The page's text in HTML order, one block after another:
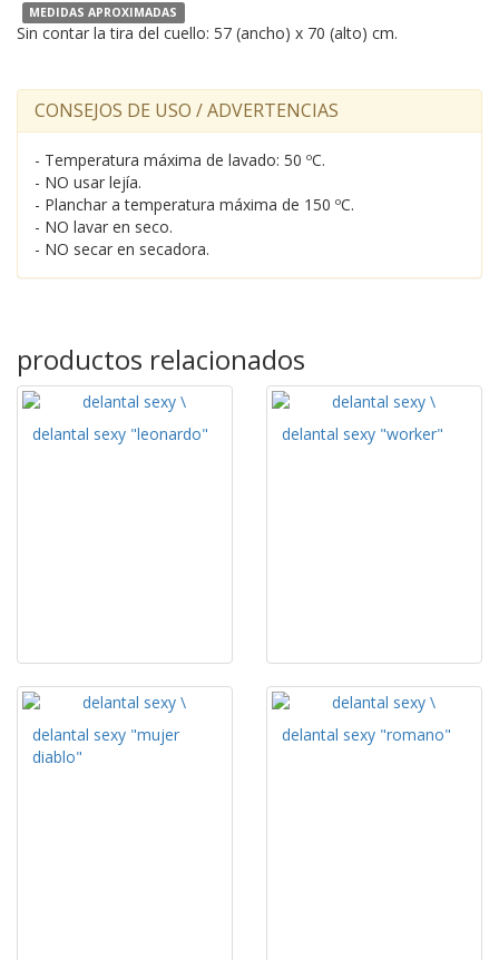
MEDIDAS APROXIMADAS
Sin contar la tira del cuello: 57 (ancho) x 70 (alto) cm.
CONSEJOS DE USO / ADVERTENCIAS
- Temperatura máxima de lavado: 50 ºC.
- NO usar lejía.
- Planchar a temperatura máxima de 150 ºC.
- NO lavar en seco.
- NO secar en secadora.
productos relacionados
delantal sexy "leonardo" delantal sexy "worker"
delantal sexy "mujer
diablo"
delantal sexy "romano"